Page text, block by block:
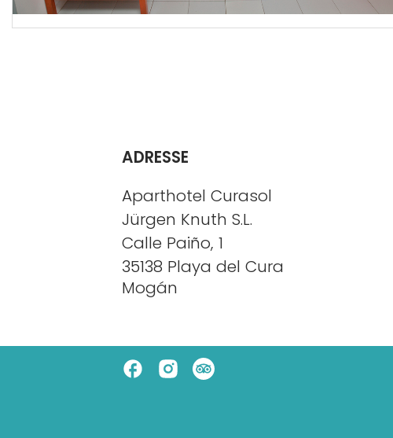
ADRESSE
Aparthotel Curasol
Jürgen Knuth S.L.
Calle Paiño, 1
35138 Playa del Cura
Mogán